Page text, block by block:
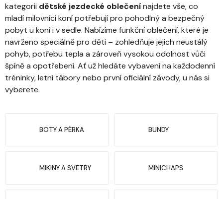
kategorii dětské jezdecké oblečenínajdete vše, co
mladí milovníci koní potřebují pro pohodlný a bezpečný
pobyt u koní i v sedle. Nabízíme funkční oblečení, které je
navrženo speciálně pro děti – zohledňuje jejich neustálý
pohyb, potřebu tepla a zároveň vysokou odolnost vůči
špíně a opotřebení. Ať už hledáte vybavení na každodenní
tréninky, letní tábory nebo první oficiální závody, u nás si
vyberete.
BOTY A PÉRKA BUNDY
MIKINY A SVETRY MINICHAPS